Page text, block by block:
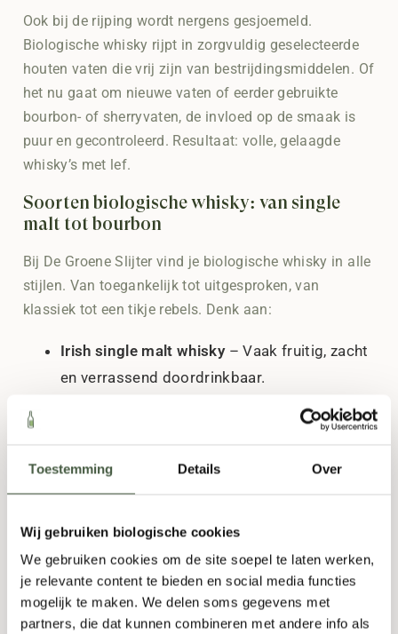
Toestemming Details Over
Wij gebruiken biologische cookies
We gebruiken cookies om de site soepel te laten werken,
je relevante content te bieden en social media functies
mogelijk te maken. We delen soms gegevens met
partners, die dat kunnen combineren met andere info als
Ook bij de rijping wordt nergens gesjoemeld.
Biologische whisky rijpt in zorgvuldig geselecteerde
houten vaten die vrij zijn van bestrijdingsmiddelen. Of
het nu gaat om nieuwe vaten of eerder gebruikte
bourbon- of sherryvaten, de invloed op de smaak is
puur en gecontroleerd. Resultaat: volle, gelaagde
whisky’s met lef.
Soorten biologische whisky: van single
malt tot bourbon
Bij De Groene Slijter vind je biologische whisky in alle
stijlen. Van toegankelijk tot uitgesproken, van
klassiek tot een tikje rebels. Denk aan:
Irish single malt whisky– Vaak fruitig, zacht
en verrassend doordrinkbaar.
– Klassiek,
maatstaf.
Amerikaanse bourbon
bourbon met een volle, licht zoete stijl.
Nederlandse whisky – Lokaal gestookt en
steeds beter. Serieus goed.
Single malt uit Wales– Minder bekend, maar